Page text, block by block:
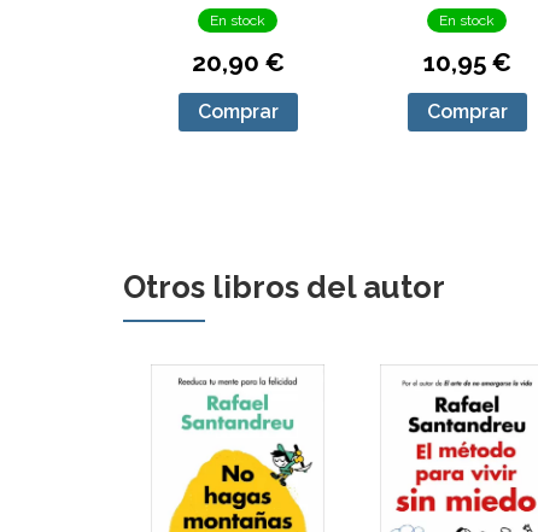
En stock
20,90 €
Comprar
En stock
10,95 €
Comprar
Otros libros del autor